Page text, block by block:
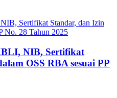
NIB, Sertifikat
OSS RBA sesuai PP